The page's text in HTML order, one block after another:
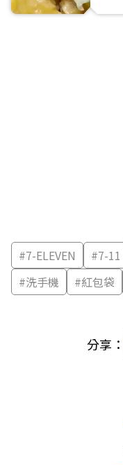
#7-ELEVEN #7-11
#洗手機 #紅包袋
分享：